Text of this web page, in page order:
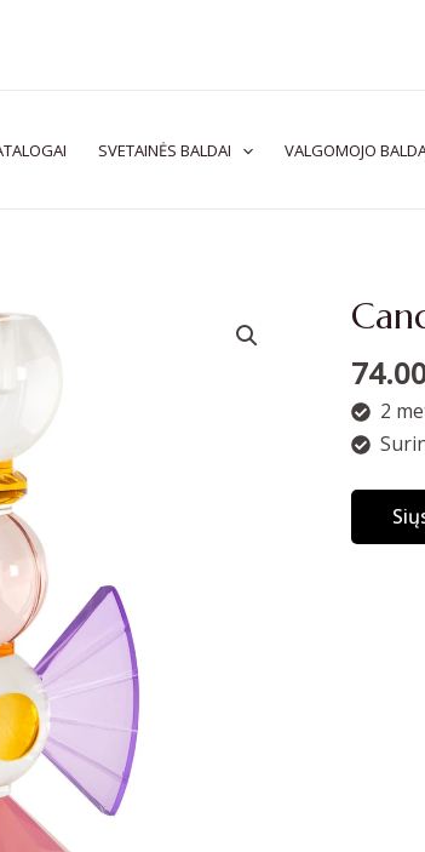
SVETAINĖS BALDAI VALGOMOJO
2